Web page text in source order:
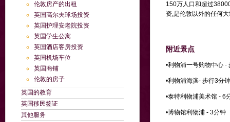
伦敦房产的出租
英国高尔夫球场投资
英国护理安老院投资
英国学生公寓
英国酒店客房投资
英国机场车位
英国商铺
伦敦的房子
英国的教育
英国移民签证
其他服务
150万人口和超过
资,是伦敦以外的任何
附近景点
•利物浦一号购物中心 -
•利物浦海滨- 步行3分钟
•泰特利物浦美术馆 - 6
•博物馆利物浦 - 3分钟